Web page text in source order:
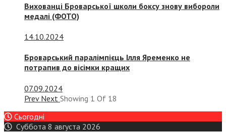
Вихованці Броварської школи боксу знову вибороли
медалі (ФОТО)
14.10.2024
Броварський паралімпієць Ілля Яременко не
потрапив до вісімки кращих
07.09.2024
Prev Next Showing 1 Of 18
Сьогодні
Суббота 8 августа 2026